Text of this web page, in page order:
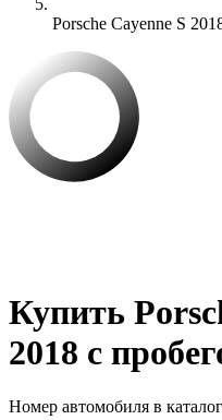
Porsche Cayenne S
Купить
2018 с
Номер автомобиля в